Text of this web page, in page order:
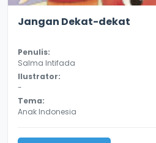
Jangan Dekat-dekat
Penulis:
Salma Intifada
Ilustrator:
-
Tema:
Anak Indonesia